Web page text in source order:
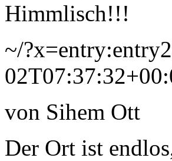
Himmlisch!!!
~/
von Sihem Ott
Der Ort ist